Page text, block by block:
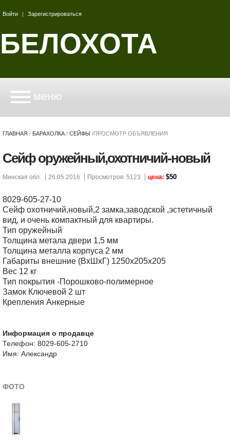
Войти | Зарегистрироваться
БЕЛОХОТА
меню
ГЛАВНАЯ / БАРАХОЛКА / СЕЙФЫ /ПРОСМОТР ОБЪЯВЛЕНИЯ
Сейф оружейный,охотничий-новый
Минская обл. 26.05.2016 Просмотров: 5123 цена: $50
8029-605-27-10
Сейф охотничий,новый,2 замка,заводской ,эстетичный
вид, и очень компактный для квартиры.
Тип оружейный
Толщина метала двери 1,5 мм
Толщина металла корпуса 2 мм
Габариты внешние (ВхШхГ) 1250х205х205
Вес 12 кг
Тип покрытия -Порошково-полимерное
Замок Ключевой 2 шт
Крепления Анкерные
Информация о продавце
Телефон: 8029-605-2710
Имя: Александр
ФОТО